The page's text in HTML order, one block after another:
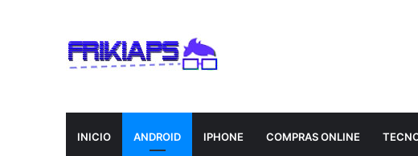
INICIO ANDROID IPHONE COMPRAS ONLINE